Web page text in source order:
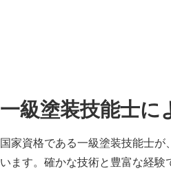
一級塗装技能士に
国家資格である一級塗装技能士
います。確かな技術と豊富な経